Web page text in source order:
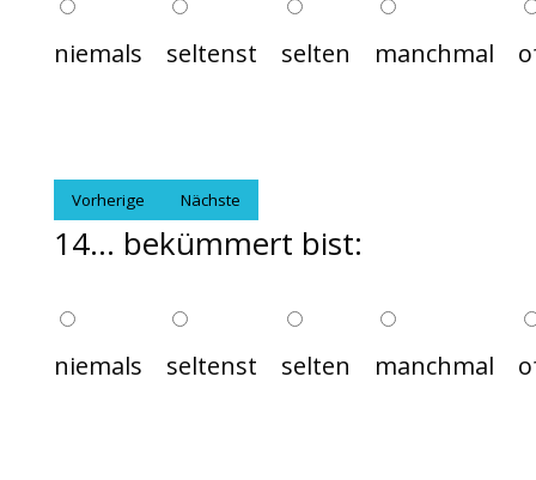
niemals seltenst selten manchmal
Vorherige Nächste
14... bekümmert bist:
niemals seltenst selten manchmal